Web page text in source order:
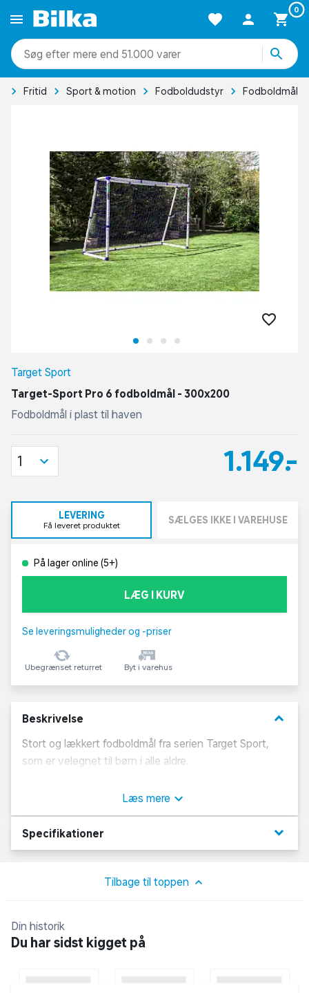
0
mere end 51.000 varer
Fritid Sport & motion Fodboldudstyr Fodboldmål
Target Sport
Target-Sport Pro 6 fodboldmål - 300x200
Fodboldmål i plast til haven
1.149,-
1
LEVERING
Få leveret produktet SÆLGES IKKE I VAREHUSE
På lager online (5+)
LÆG I KURV
Se leveringsmuligheder og -priser
Ubegrænset returret Byt i varehus
Beskrivelse keyboard_arrow_down
Stort og lækkert fodboldmål fra serien Target Sport,
som er velegnet til børn i alle aldre.
Målet er i en solid kvalitet og bruges bl.a. til
børnefodbold i mere end 200 klubber landet over.
SPECIFIKATIONER
1 mål i kraftig Ø68/53 mm plast
Pløkker til fastgørelse medfølger
Læs mere
Specifikationer keyboard_arrow_down
Tilbage til toppen
Din historik
Du har sidst kigget på